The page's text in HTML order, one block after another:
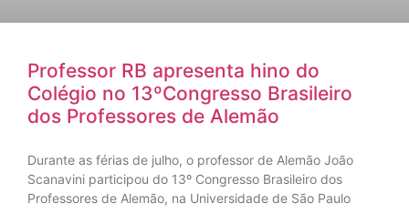
Professor RB apresenta hino do
Colégio no 13ºCongresso Brasileiro
dos Professores de Alemão
Durante as férias de julho, o professor de Alemão João
Scanavini participou do 13º Congresso Brasileiro dos
Professores de Alemão, na Universidade de São Paulo